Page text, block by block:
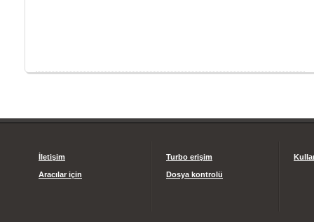
İletişim
Aracılar için
Turbo erişim
Dosya kontrolü